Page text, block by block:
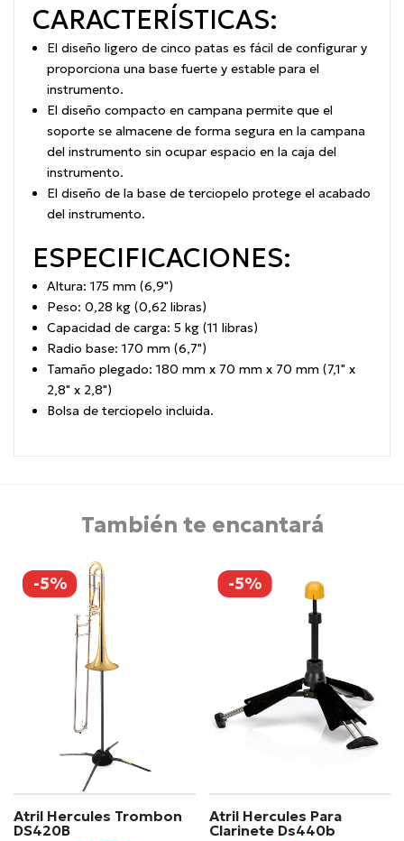
CARACTERÍSTICAS:
El diseño ligero de cinco patas es fácil de configurar y
proporciona una base fuerte y estable para el
instrumento.
El diseño compacto en campana permite que el
soporte se almacene de forma segura en la campana
del instrumento sin ocupar espacio en la caja del
instrumento.
El diseño de la base de terciopelo protege el acabado
del instrumento.
ESPECIFICACIONES:
Altura: 175 mm (6,9")
Peso: 0,28 kg (0,62 libras)
Capacidad de carga: 5 kg (11 libras)
Radio base: 170 mm (6,7")
Tamaño plegado: 180 mm x 70 mm x 70 mm (7,1" x
2,8" x 2,8")
Bolsa de terciopelo incluida.
También te encantará
-5%
Atril Hercules Trombon
DS420B
-5%
Atril Hercules Para
Clarinete Ds440b